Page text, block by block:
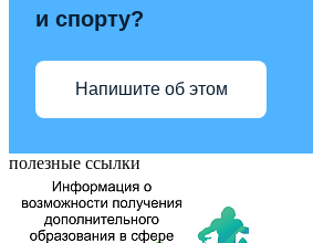
и спорту?
Напишите об этом
полезные ссылки